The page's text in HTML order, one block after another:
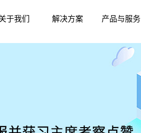
于我们
司简介
解决方案
智慧农贸
产品与服务
硬件中心
软件中心